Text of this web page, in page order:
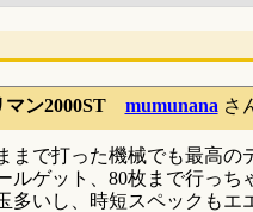
マン2000ST mumunana さ
まで打った機械でも最高の
ルゲット、80枚まで行っち
多いし、時短スペックもエ